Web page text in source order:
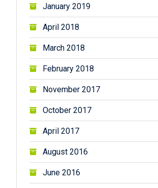
January 2019
April 2018
March 2018
February 2018
November 2017
October 2017
April 2017
August 2016
June 2016